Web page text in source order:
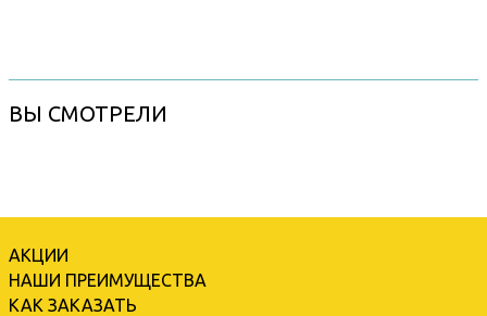
ВЫ СМОТРЕЛИ
АКЦИИ
НАШИ ПРЕИМУЩЕСТВА
КАК ЗАКАЗАТЬ